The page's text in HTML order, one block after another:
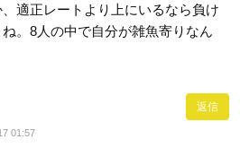
適正レートより上にいるなら負け
。8人の中で自分が雑魚寄りなん
返信
01:57